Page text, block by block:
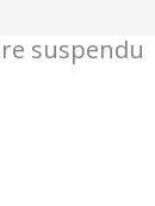
suspendu